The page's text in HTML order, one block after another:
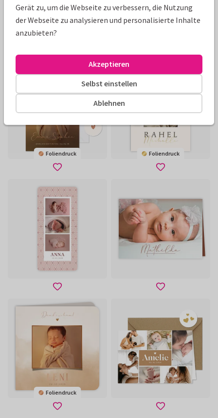
Foliendruck
Foliendruck Foliendruck
Foliendruck
Gerät zu, um die Webseite zu verbessern, die Nutzung
der Webseite zu analysieren und personalisierte Inhalte
anzubieten?
Ablehnen
Selbst einstellen
Akzeptieren